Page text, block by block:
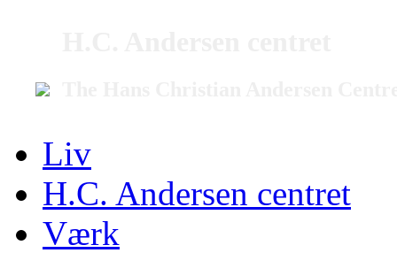
Liv
H.C. Andersen centret
Værk